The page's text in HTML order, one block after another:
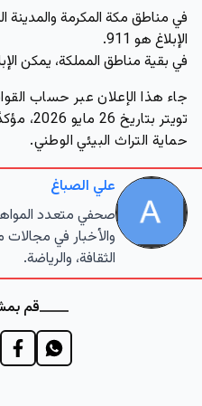
في مناطق مكة المكرمة والمدينة
الإبلاغ هو 911
.
في بقية مناطق المملكة، يمكن
جاء هذا الإعلان عبر حساب
تويتر
حماية التراث البيئي الوطني.
علي الصباغ
صحفي متعدد
والأخبار في مجالات
الثقافة، والرياضة.
قم